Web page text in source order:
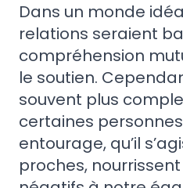
Dans un monde
relations seraient
compréhension
le soutien.
souvent plus
certaines
entourage, qu’il
proches,